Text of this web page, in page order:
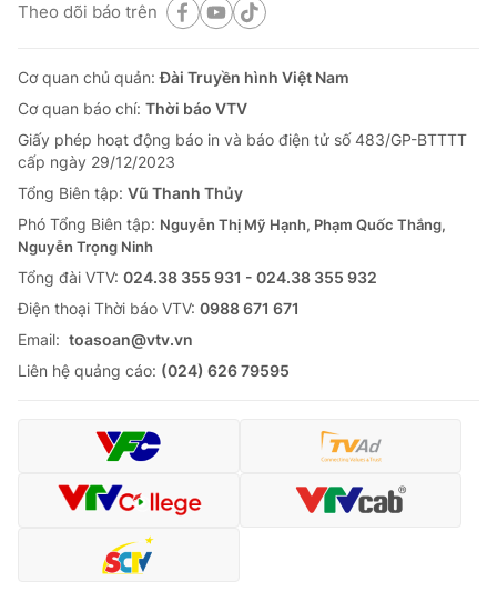
Theo dõi báo trên
Cơ quan chủ quản:Đài Truyền hình Việt Nam
Cơ quan báo chí: Thời báo VTV
Giấy phép hoạt động báo in và báo điện tử số 483/GP-BTTTT
cấp ngày 29/12/2023
Tổng Biên tập: Vũ Thanh Thủy
Phó Tổng Biên tập: Nguyễn Thị Mỹ Hạnh, Phạm Quốc Thắng,
Nguyễn Trọng Ninh
Tổng đài VTV: 024.38 355 931 - 024.38 355 932
Ðiện thoại Thời báo VTV: 0988 671 671
Email: toasoan@vtv.vn
Liên hệ quảng cáo: (024) 626 79595